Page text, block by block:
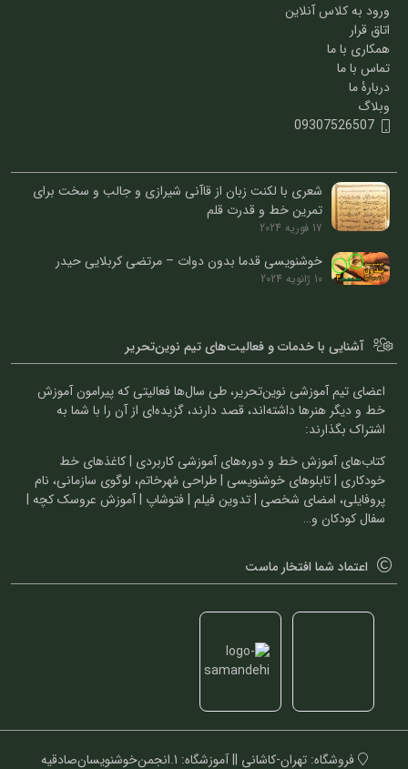
ورود به کلاس آنلاین
اتاق قرار
همکاری با ما
تماس با ما
دربارۀ ما
وبلاگ
09307526507
شعری با لکنت زبان از قاآنی شیرازی و جالب و سخت برای
تمرین خط و قدرت قلم
17 فوریه 2024
خوشنویسی قدما بدون دوات – مرتضی کربلایی حیدر
10 ژانویه 2024
آشنایی با خدمات و فعالیت‌های تیم نوین‌تحریر
اعضای تیم آموزشی نوین‌تحریر، طی سال‌ها فعالیتی که پیرامون آموزش
خط و دیگر هنرها داشته‌اند، قصد دارند، گزیده‌ای از آن را با شما به
اشتراک بگذارند:
کتاب‌های آموزش خط و دوره‌های آموزشی کاربردی | کاغذهای خط
خودکاری | تابلوهای خوشنویسی | طراحی مُهرخاتم، لوگوی سازمانی، نام
پروفایلی، امضای شخصی | تدوین فیلم | فتوشاپ | آموزش عروسک کچه |
سفال کودکان و…
اعتماد شما افتخار ماست
فروشگاه: تهران-کاشانی || آموزشگاه: 1.انجمن‌خوشنویسان‌صادقیه